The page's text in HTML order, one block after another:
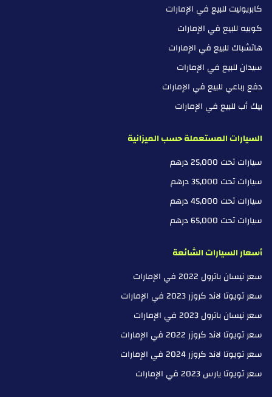
كابريوليت للبيع في الإمارات
كوبيه للبيع في الإمارات
هاتشباك للبيع في الإمارات
سيدان للبيع في الإمارات
دفع رباعي للبيع في الإمارات
بيك أب للبيع في الإمارات
السيارات المستعملة حسب الميزانية
سيارات تحت 25,000 درهم
سيارات تحت 35,000 درهم
سيارات تحت 45,000 درهم
سيارات تحت 65,000 درهم
أسعار السيارات الشائعة
سعر نيسان باترول 2022 في الإمارات
سعر تويوتا لاند كروزر 2023 في الإمارات
سعر نيسان باترول 2023 في الإمارات
سعر تويوتا لاند كروزر 2022 في الإمارات
سعر تويوتا لاند كروزر 2024 في الإمارات
سعر تويوتا يارس 2023 في الإمارات